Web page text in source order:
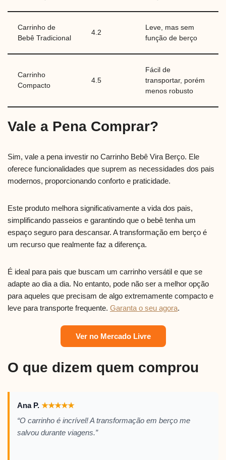
Carrinho de
Bebê Tradicional
4.2
Leve, mas sem
função de berço
Carrinho
Compacto
4.5
Fácil de
transportar, porém
menos robusto
Vale a Pena Comprar?
Sim, vale a pena investir no Carrinho Bebê Vira Berço. Ele
oferece funcionalidades que suprem as necessidades dos pais
modernos, proporcionando conforto e praticidade.
Este produto melhora significativamente a vida dos pais,
simplificando passeios e garantindo que o bebê tenha um
espaço seguro para descansar. A transformação em berço é
um recurso que realmente faz a diferença.
É ideal para pais que buscam um carrinho versátil e que se
adapte ao dia a dia. No entanto, pode não ser a melhor opção
para aqueles que precisam de algo extremamente compacto e
leve para transporte frequente. Garanta o seu agora.
Ver no Mercado Livre
O que dizem quem comprou
Ana P. ★★★★★
“O carrinho é incrível! A transformação em berço me
salvou durante viagens.”